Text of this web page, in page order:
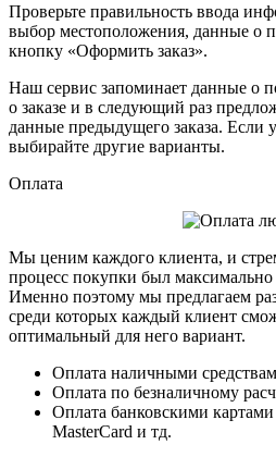
Проверьте правильность ввода
выбор местоположения, данные о
кнопку «Оформить заказ».
Наш сервис запоминает данные о
о заказе и в следующий раз
данные предыдущего заказа. Если
выбирайте другие варианты.
Оплата
Мы ценим каждого клиента, и
процесс покупки был
Именно поэтому мы предлагаем
среди которых каждый клиент
оптимальный для него вариант.
Оплата наличными
Оплата по безналичному
Оплата банковскими
MasterCard и тд.